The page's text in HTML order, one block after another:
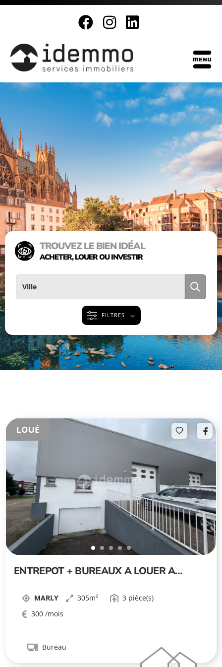
TROUVEZ LE BIEN IDÉAL
ACHETER, LOUER OU INVESTIR
FILTRES
LOUÉ
ENTREPOT + BUREAUX A LOUER A
MARLY 305
3
300
Bureau